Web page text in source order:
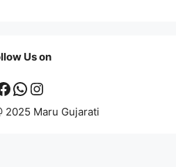
Us on
WhatsApp
Instagram
2025 Maru Gujarati